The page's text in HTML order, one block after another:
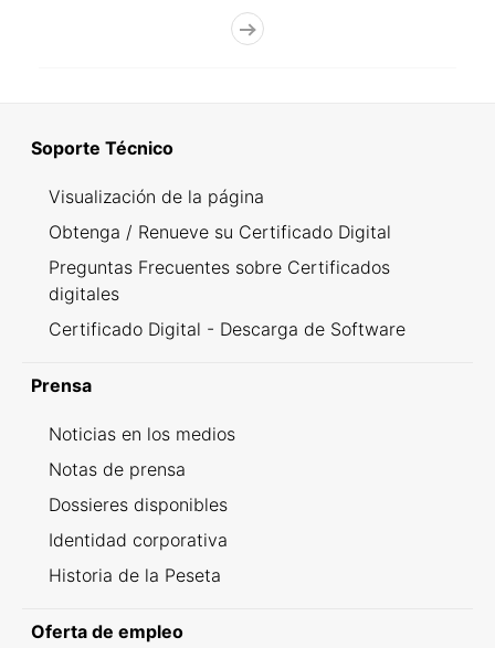
Soporte Técnico
Visualización de la página
Obtenga / Renueve su Certificado Digital
Preguntas Frecuentes sobre Certificados
digitales
Certificado Digital - Descarga de Software
Prensa
Noticias en los medios
Notas de prensa
Dossieres disponibles
Identidad corporativa
Historia de la Peseta
Oferta de empleo